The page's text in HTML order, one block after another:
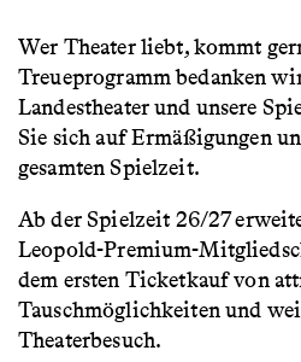
Wer Theater liebt, kommt
Treueprogramm bedanken
Landestheater und unsere
Sie sich auf Ermäßigungen
gesamten Spielzeit.
Ab der Spielzeit 26/27
Leopold-Premium-
dem ersten Ticketkauf von
Tauschmöglichkeiten und
Theaterbesuch.